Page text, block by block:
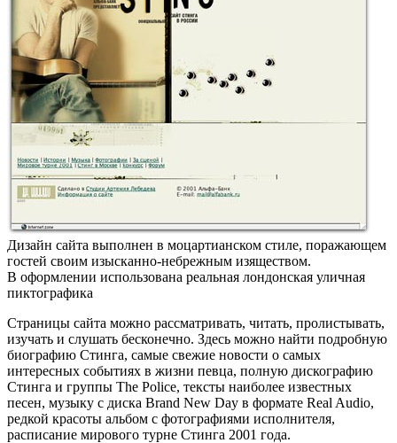
Дизайн сайта выполнен в моцартианском стиле, поражающем
гостей своим изысканно-небрежным изяществом.
В оформлении использована реальная лондонская уличная
пиктографика
Страницы сайта можно рассматривать, читать, пролистывать,
изучать и слушать бесконечно. Здесь можно найти подробную
биографию Стинга, самые свежие новости о самых
интересных событиях в жизни певца, полную дискографию
Стинга и группы The Police, тексты наиболее известных
песен, музыку с диска Brand New Day в формате Real Audio,
редкой красоты альбом с фотографиями исполнителя,
расписание мирового турне Стинга 2001 года.